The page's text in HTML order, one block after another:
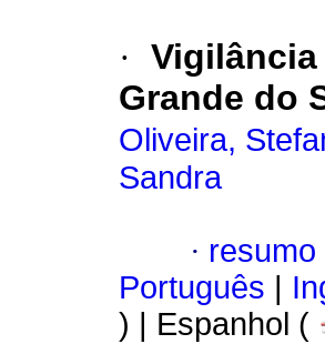
· Vigilância
Grande do
Oliveira,
Sandra
·
Português
) | Espanhol (